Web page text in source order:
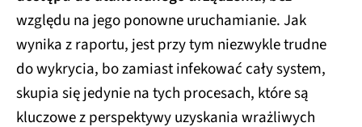
względu na jego ponowne uruchamianie. Jak
wynika z raportu, jest przy tym niezwykle trudne
do wykrycia, bo zamiast infekować cały system,
skupia się jedynie na tych procesach, które są
kluczowe z perspektywy uzyskania wrażliwych